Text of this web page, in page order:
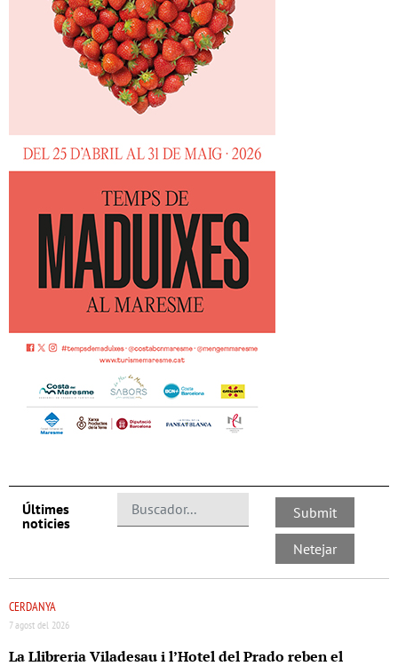
Últimes
noticies
CERDANYA
7 agost del 2026
La Llibreria Viladesau i l’Hotel del Prado reben el